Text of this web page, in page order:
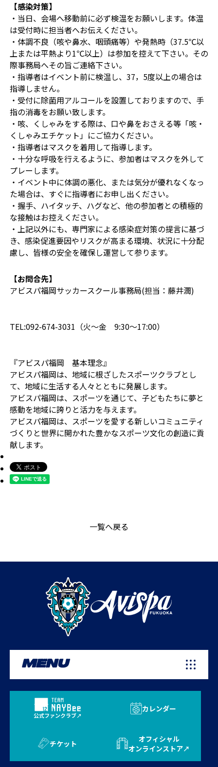
【感染対策】
・当日、会場へ移動前に必ず検温をお願いします。体温
は受付時に担当者へお伝えください。
・体調不良（咳や鼻水、咽頭痛等）や発熱時（37.5℃以
上または平熱より1℃以上）は参加を控えて下さい。その
際事務局へその旨ご連絡下さい。
・指導者はイベント前に検温し、37，5度以上の場合は
指導しません。
・受付に除菌用アルコールを設置しておりますので、手
指の消毒をお願い致します。
・咳、くしゃみをする際は、口や鼻をおさえる等「咳・
くしゃみエチケット」にご協力ください。
・指導者はマスクを着用して指導します。
・十分な呼吸を行えるように、参加者はマスクを外して
プレーします。
・イベント中に体調の悪化、または気分が優れなくなっ
た場合は、すぐに指導者にお申し出ください。
・握手、ハイタッチ、ハグなど、他の参加者との積極的
な接触はお控えください。
・上記以外にも、専門家による感染症対策の提言に基づ
き、感染促進要因やリスクが高まる環境、状況に十分配
慮し、皆様の安全を確保し運営して参ります。
【お問合先】
アビスパ福岡サッカースクール事務局(担当：藤井潤)
TEL:092-674-3031（火～金 9:30～17:00）
『アビスパ福岡 基本理念』
アビスパ福岡は、地域に根ざしたスポーツクラブとし
て、地域に生活する人々とともに発展します。
アビスパ福岡は、スポーツを通じて、子どもたちに夢と
感動を地域に誇りと活力を与えます。
アビスパ福岡は、スポーツを愛する新しいコミュニティ
づくりと世界に開かれた豊かなスポーツ文化の創造に貢
献します。
一覧へ戻る
MENU
公式ファンクラブ
カレンダー
チケット
オフィシャル
オンラインストア